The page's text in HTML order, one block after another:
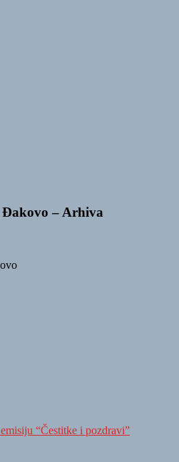
– Arhiva
“Čestitke i pozdravi”